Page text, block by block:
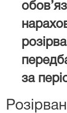
за